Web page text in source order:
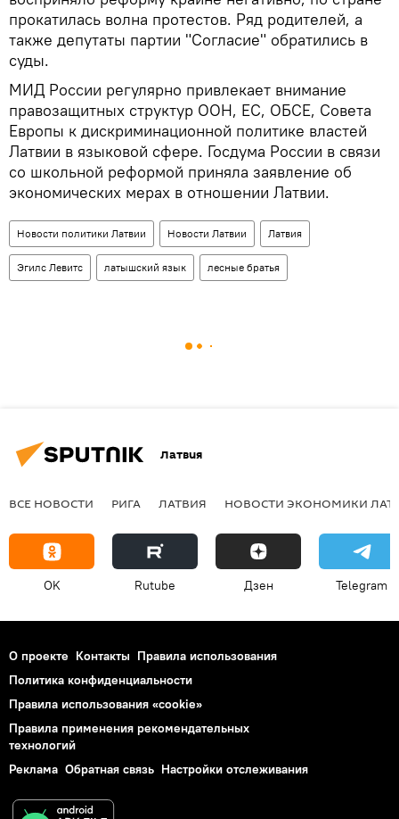
прокатилась волна протестов. Ряд родителей, а
также депутаты партии "Согласие" обратились в
суды.
МИД России регулярно привлекает внимание
правозащитных структур ООН, ЕС, ОБСЕ, Совета
Европы к дискриминационной политике властей
Латвии в языковой сфере. Госдума России в связи
со школьной реформой приняла заявление об
экономических мерах в отношении Латвии.
Новости политики Латвии Новости Латвии Латвия
Эгилс Левитс латышский язык лесные братья
Латвия
ВСЕ НОВОСТИ РИГА ЛАТВИЯ НОВОСТИ ЭКОНОМИКИ
OK Rutube Дзен Telegram
О проекте Контакты Правила использования
Политика конфиденциальности
Правила использования «cookie»
Правила применения рекомендательных
технологий
Реклама Обратная связь Настройки отслеживания